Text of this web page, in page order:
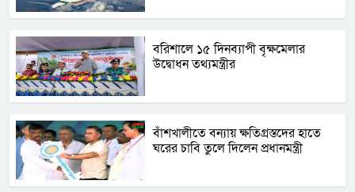
বরিশালে ১৫ দিনব্যাপী বৃক্ষমেলার
উদ্বোধন তথ্যমন্ত্রীর
বাঁশখালীতে বন্যায় ক্ষতিগ্রস্তদের হাতে
ঘরের চাবি তুলে দিলেন প্রধানমন্ত্রী